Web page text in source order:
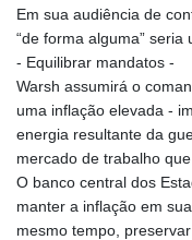
Em sua audiência de
“de forma alguma” seria
- Equilibrar mandatos -
Warsh assumirá o
uma inflação elevada -
energia resultante da
mercado de trabalho
O banco central dos
manter a inflação em
mesmo tempo,